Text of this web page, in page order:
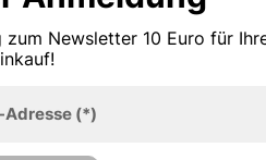
Newsletter 10 Euro für
Adresse(*)